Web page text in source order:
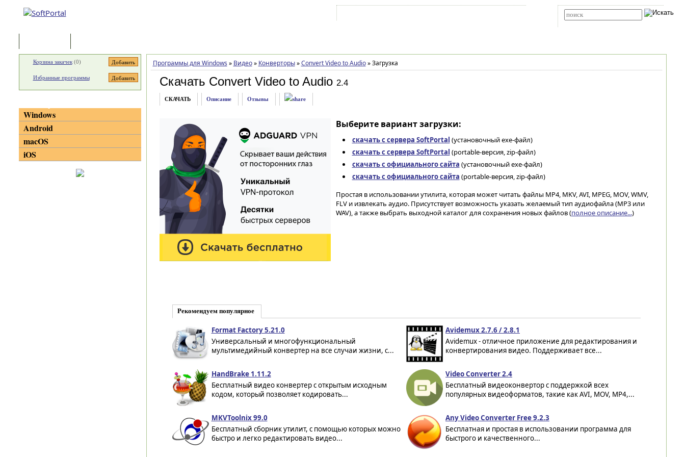
Программы для Windows » Видео » Конверторы » Convert Video to Audio »Загрузка
Скачать Convert Video to Audio 2.4
СКАЧАТЬ Описание Отзывы
Выберите вариант загрузки:
скачать с сервера SoftPortal (установочный exe-файл)
скачать с сервера SoftPortal (portable-версия, zip-файл)
скачать с официального сайта (установочный exe-файл)
скачать с официального сайта (portable-версия, zip-файл)
Простая в использовании утилита, которая может читать файлы MP4, MKV, AVI, MPEG, MOV, WMV,
FLV и извлекать аудио. Присутствует возможность указать желаемый тип аудиофайла (MP3 или
WAV), а также выбрать выходной каталог для сохранения новых файлов (полное описание...)
Рекомендуем популярное
Format Factory 5.21.0
Универсальный и многофункциональный
мультимедийный конвертер на все случаи жизни, с...
Avidemux 2.7.6 / 2.8.1
Avidemux - отличное приложение для редактирования и
конвертирования видео. Поддерживает все...
HandBrake 1.11.2
Бесплатный видео конвертер с открытым исходным
кодом, который позволяет кодировать...
Video Converter 2.4
Бесплатный видеоконвертор с поддержкой всех
популярных видеоформатов, такие как AVI, MOV, MP4,...
MKVToolnix 99.0
Бесплатный сборник утилит, с помощью которых можно
быстро и легко редактировать видео...
Any Video Converter Free 9.2.3
Бесплатная и простая в использовании программа для
быстрого и качественного...
Корзина закачек(0)
Избранные программы
Windows
Android
macOS
iOS